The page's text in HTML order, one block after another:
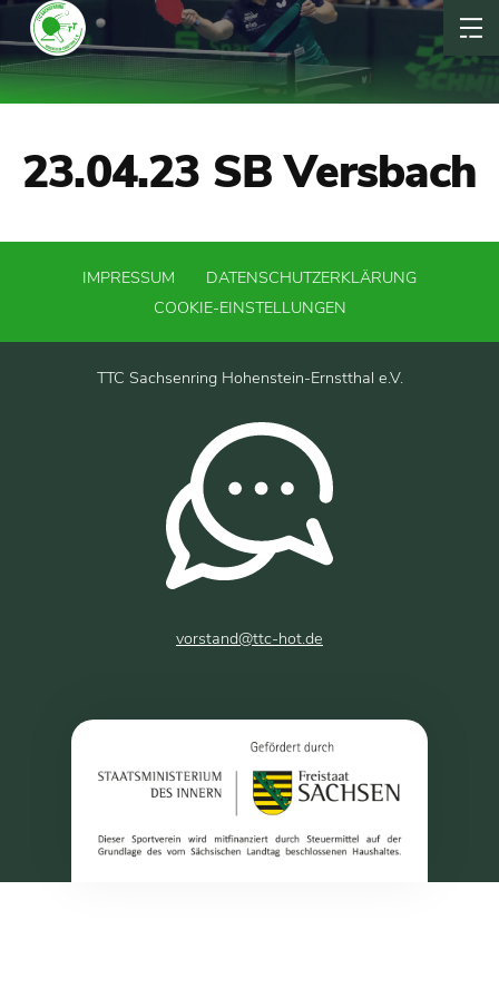
23.04.23 SB Versbach
IMPRESSUM
DATENSCHUTZERKLÄRUNG
COOKIE-EINSTELLUNGEN
TTC Sachsenring Hohenstein-Ernstthal e.V.
vorstand@ttc-hot.de